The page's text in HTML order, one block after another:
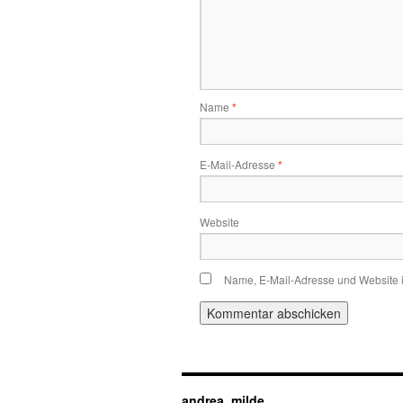
Name *
E-Mail-Adresse *
Website
Name, E-Mail-Adresse und